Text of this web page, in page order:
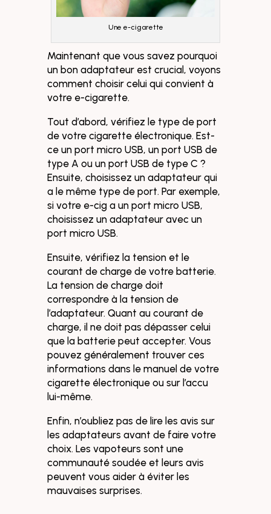
Une e-cigarette
Maintenant que vous savez pourquoi
un bon adaptateur est crucial, voyons
comment choisir celui qui convient à
votre e-cigarette.
Tout d’abord, vérifiez le type de port
de votre cigarette électronique. Est-
ce un port micro USB, un port USB de
type A ou un port USB de type C ?
Ensuite, choisissez un adaptateur qui
a le même type de port. Par exemple,
si votre e-cig a un port micro USB,
choisissez un adaptateur avec un
port micro USB.
Ensuite, vérifiez la tension et le
courant de charge de votre batterie.
La tension de charge doit
correspondre à la tension de
l’adaptateur. Quant au courant de
charge, il ne doit pas dépasser celui
que la batterie peut accepter. Vous
pouvez généralement trouver ces
informations dans le manuel de votre
cigarette électronique ou sur l’accu
lui-même.
Enfin, n’oubliez pas de lire les avis sur
les adaptateurs avant de faire votre
choix. Les vapoteurs sont une
communauté soudée et leurs avis
peuvent vous aider à éviter les
mauvaises surprises.